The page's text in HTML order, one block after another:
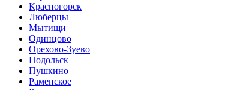
Красногорск
Люберцы
Мытищи
Одинцово
Орехово-Зуево
Подольск
Пушкино
Раменское